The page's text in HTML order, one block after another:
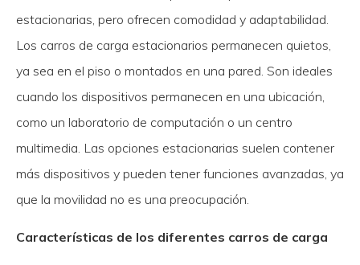
estacionarias, pero ofrecen comodidad y adaptabilidad.
Los carros de carga estacionarios permanecen quietos,
ya sea en el piso o montados en una pared. Son ideales
cuando los dispositivos permanecen en una ubicación,
como un laboratorio de computación o un centro
multimedia. Las opciones estacionarias suelen contener
más dispositivos y pueden tener funciones avanzadas, ya
que la movilidad no es una preocupación.
Características de los diferentes carros de carga